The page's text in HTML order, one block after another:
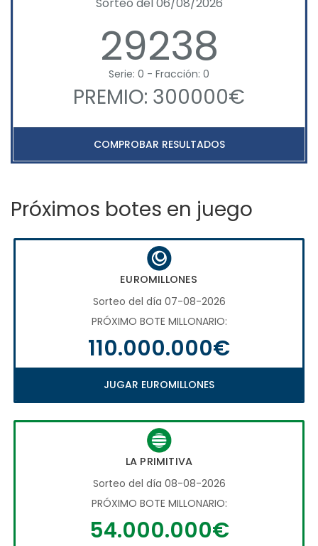
Sorteo del 06/08/2026
29238
Serie: 0 - Fracción: 0
PREMIO: 300000€
COMPROBAR RESULTADOS
Próximos botes en juego
EUROMILLONES
Sorteo del día 07-08-2026
PRÓXIMO BOTE MILLONARIO:
110.000.000€
JUGAR EUROMILLONES
LA PRIMITIVA
Sorteo del día 08-08-2026
PRÓXIMO BOTE MILLONARIO:
54.000.000€